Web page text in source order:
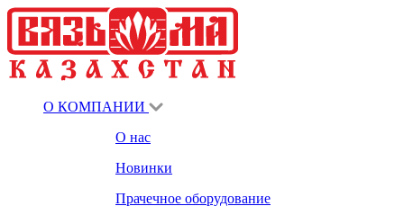
О КОМПАНИИ
О нас
Новинки
Прачечное оборудование